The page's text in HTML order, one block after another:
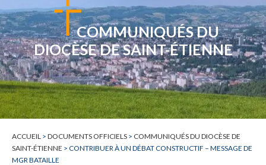
COMMUNIQUÉS DU
DIOCÈSE DE SAINT-ÉTIENNE
ACCUEIL > DOCUMENTS OFFICIELS > COMMUNIQUÉS DU DIOCÈSE DE
SAINT-ÉTIENNE > CONTRIBUER À UN DÉBAT CONSTRUCTIF – MESSAGE DE
MGR BATAILLE